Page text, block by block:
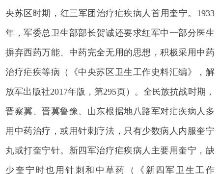
央苏区时期，红三军团治疗疟疾病人首用奎宁。1933
年，军委总卫生部部长贺诚还要求红军中一部分医生
摒弃西药万能、中药完全无用的思想，积极采用中药
治疗疟疾等病（《中央苏区卫生工作史料汇编》，解
放军出版社2017年版，第295页）。全民族抗战时期，
晋察冀、晋冀鲁豫、山东根据地八路军对疟疾病人多
用中药治疗，或用针刺疗法，只有少数病人内服奎宁
丸或打奎宁针。新四军治疗疟疾病人主要用奎宁，缺
少奎宁时也用针刺和中草药（《新四军卫生工作